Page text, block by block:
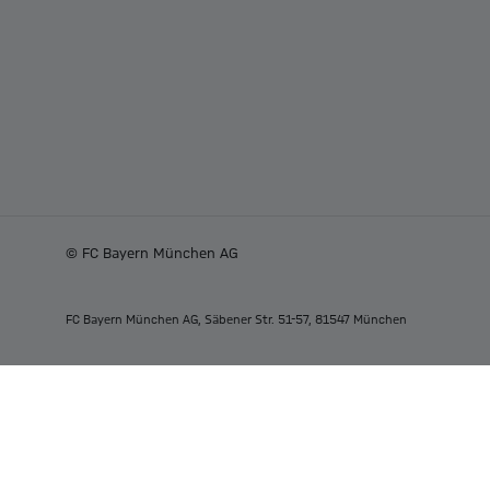
© FC Bayern München AG
FC Bayern München AG, Säbener Str. 51-57, 81547 München